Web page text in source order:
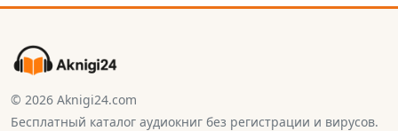
© 2026 Aknigi24.com
Бесплатный каталог аудиокниг без регистрации и вирусов.